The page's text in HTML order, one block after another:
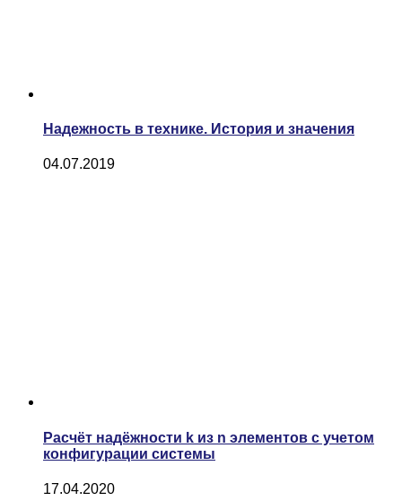
Надежность в технике. История и значения
04.07.2019
Расчёт надёжности k из n элементов с учетом
конфигурации системы
17.04.2020